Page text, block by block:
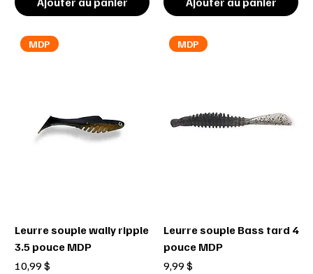
MDP
Leurre souple wally ripple
3.5 pouce MDP
Prix
10,99 $
MDP
Leurre souple Bass tard 4
pouce MDP
Prix
9,99 $